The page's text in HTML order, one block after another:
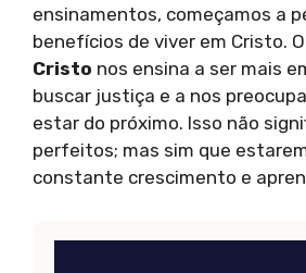
ensinamentos, começamos a
benefícios de viver em Cristo. O
Cristo nos ensina a ser mais
buscar justiça e a nos
estar do próximo. Isso não
perfeitos; mas sim que
constante crescimento e